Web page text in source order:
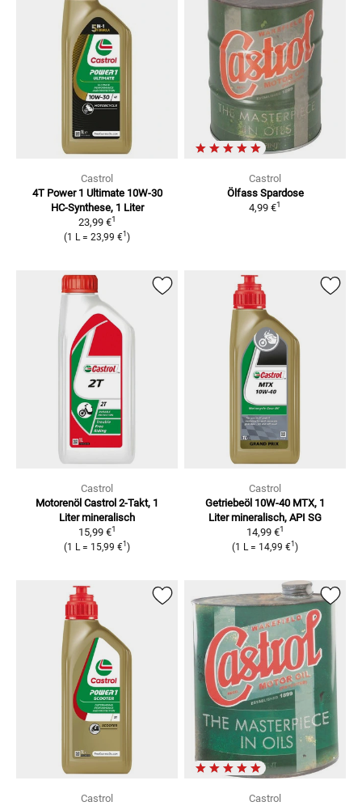
Castrol
4T Power 1 Ultimate 10W-30
HC-Synthese, 1 Liter
23,99 €1
(1 L = 23,99 €1 )
Castrol
Ölfass Spardose
4,99 €1
Castrol
Motorenöl Castrol 2-Takt, 1
Liter mineralisch
15,99 €1
(1 L= 15,99 €1 )
Castrol
Getriebeöl 10W-40 MTX, 1
Liter mineralisch, API SG
14,99 €1
(1 L= 14,99 €1 )
Castrol
Castrol